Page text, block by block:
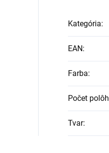
Kategória:
EAN:
Farba:
Počet polôh
Tvar: